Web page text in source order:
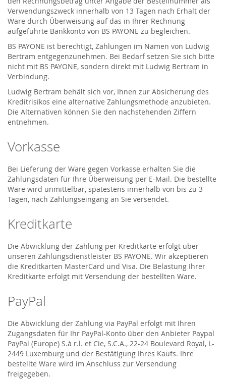
Verwendungszweck innerhalb von 13 Tagen nach Erhalt der
Ware durch Überweisung auf das in Ihrer Rechnung
aufgeführte Bankkonto von BS PAYONE zu begleichen.
BS PAYONE ist berechtigt, Zahlungen im Namen von Ludwig
Bertram entgegenzunehmen. Bei Bedarf setzen Sie sich bitte
nicht mit BS PAYONE, sondern direkt mit Ludwig Bertram in
Verbindung.
Ludwig Bertram behält sich vor, Ihnen zur Absicherung des
Kreditrisikos eine alternative Zahlungsmethode anzubieten.
Die Alternativen können Sie den nachstehenden Ziffern
entnehmen.
Vorkasse
Bei Lieferung der Ware gegen Vorkasse erhalten Sie die
Zahlungsdaten für Ihre Überweisung per E-Mail. Die bestellte
Ware wird unmittelbar, spätestens innerhalb von bis zu 3
Tagen, nach Zahlungseingang an Sie versendet.
Kreditkarte
Die Abwicklung der Zahlung per Kreditkarte erfolgt über
unseren Zahlungsdienstleister BS PAYONE. Wir akzeptieren
die Kreditkarten MasterCard und Visa. Die Belastung Ihrer
Kreditkarte erfolgt mit Versendung der bestellten Ware.
PayPal
Die Abwicklung der Zahlung via PayPal erfolgt mit Ihren
Zugangsdaten für Ihr PayPal-Konto über den Anbieter Paypal
PayPal (Europe) S.à r.l. et Cie, S.C.A., 22-24 Boulevard Royal, L-
2449 Luxemburg und der Bestätigung Ihres Kaufs. Ihre
bestellte Ware wird im Anschluss zur Versendung
freigegeben.